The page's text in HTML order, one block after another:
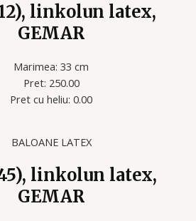
linkolun latex,
GEMAR
Marimea: 33 cm
Pret: 250.00
Pret cu heliu: 0.00
BALOANE LATEX
linkolun latex,
GEMAR